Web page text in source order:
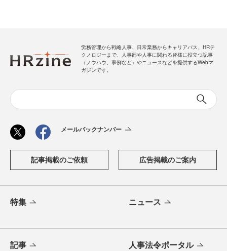
労務管理から戦略人事、日常業務からキャリアパス、HRテ
クノロジーまで、人事部や人事に関わる皆様に役立つ記事
（ノウハウ、事例など）やニュースなどを提供するWebマ
ガジンです。
メールバックナンバー
記事掲載のご依頼 広告掲載のご案内
特集 ニュース
記事 人事法令ポータル